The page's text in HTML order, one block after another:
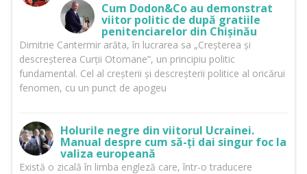
Cum Dodon&Co au demonstrat
viitor politic de după gratiile
penitenciarelor din Chișinău
Dimitrie Cantermir arăta, în lucrarea sa „Creșterea și
descreșterea Curții Otomane”, un principiu politic
fundamental. Cel al creșterii și descreșterii politice al oricărui
fenomen, cu un punct de apogeu
Holurile negre din viitorul Ucrainei.
Manual despre cum să-ți dai singur foc la
valiza europeană
Există o zicală în limba engleză care, într-o traducere